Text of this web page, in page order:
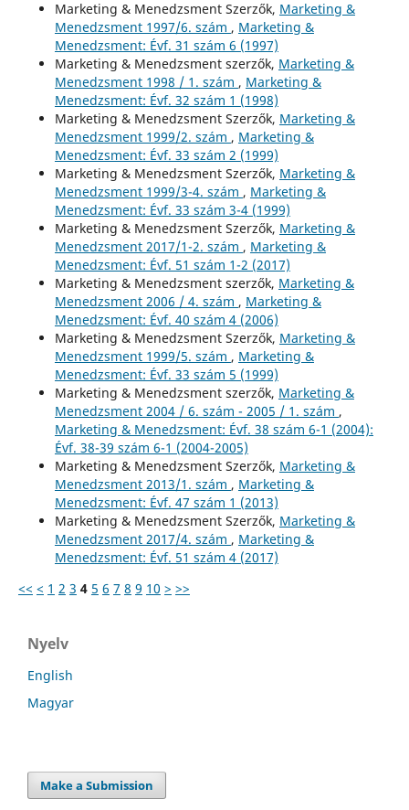
Marketing & Menedzsment Szerzők, Marketing &
Menedzsment 1997/6. szám , Marketing &
Menedzsment: Évf. 31 szám 6 (1997)
Marketing & Menedzsment szerzők, Marketing &
Menedzsment 1998 / 1. szám , Marketing &
Menedzsment: Évf. 32 szám 1 (1998)
Marketing & Menedzsment Szerzők, Marketing &
Menedzsment 1999/2. szám , Marketing &
Menedzsment: Évf. 33 szám 2 (1999)
Marketing & Menedzsment Szerzők, Marketing &
Menedzsment 1999/3-4. szám , Marketing &
Menedzsment: Évf. 33 szám 3-4 (1999)
Marketing & Menedzsment Szerzők, Marketing &
Menedzsment 2017/1-2. szám , Marketing &
Menedzsment: Évf. 51 szám 1-2 (2017)
Marketing & Menedzsment szerzők, Marketing &
Menedzsment 2006 / 4. szám , Marketing &
Menedzsment: Évf. 40 szám 4 (2006)
Marketing & Menedzsment Szerzők, Marketing &
Menedzsment 1999/5. szám , Marketing &
Menedzsment: Évf. 33 szám 5 (1999)
Marketing & Menedzsment szerzők, Marketing &
Menedzsment 2004 / 6. szám - 2005 / 1. szám ,
Marketing & Menedzsment: Évf. 38 szám 6-1 (2004):
Évf. 38-39 szám 6-1 (2004-2005)
Marketing & Menedzsment Szerzők, Marketing &
Menedzsment 2013/1. szám , Marketing &
Menedzsment: Évf. 47 szám 1 (2013)
Marketing & Menedzsment Szerzők, Marketing &
Menedzsment 2017/4. szám , Marketing &
Menedzsment: Évf. 51 szám 4 (2017)
<< < 1 2 3 4 5 6 7 8 9 10 > >>
Nyelv
English
Magyar
Make a Submission